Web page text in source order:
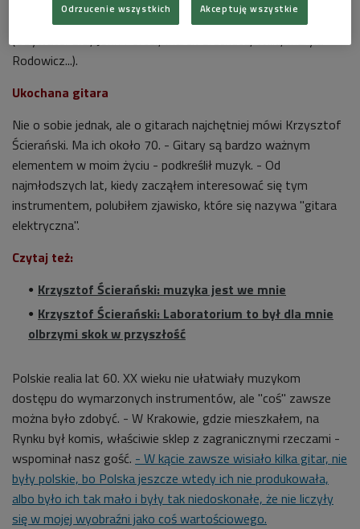
z artystami reprezentującymi różne gatunki muzyczne
(Obywatel G.C., John Porter, Marek Grechuta, Wilki, Maryla
Rodowicz...).
Ukochana gitara
Nie o sobie jednak, ale o gitarach najchętniej mówi Krzysztof
Ścierański. Ma ich około 70. - Gitary są bardzo ważnym
elementem w moim życiu - podkreślił muzyk. - Od
najmłodszych lat, kiedy zacząłem interesować się tym
instrumentem, polubiłem zjawisko, które się nazywa "gitara
elektryczna".
Czytaj też:
Krzysztof Ścierański: muzyka jest we mnie
Krzysztof Ścierański: Laboratorium to był dla mnie
olbrzymi skok w przyszłość
Polskie realia lat 60. XX wieku nie ułatwiały muzykom
dostępu do wymarzonych instrumentów, ale "coś" zawsze
można było zdobyć. - W Krakowie, gdzie mieszkałem, na
Rynku był komis, właściwie sklep z zagranicznymi rzeczami -
wspominał nasz gość. - W kącie zawsze wisiało kilka gitar, nie
były polskie, bo Polska jeszcze wtedy ich nie produkowała,
albo było ich tak mało i były tak niedoskonałe, że nie liczyły
się w mojej wyobraźni jako coś wartościowego.
Odrzucenie wszystkich Akceptuję wszystkie